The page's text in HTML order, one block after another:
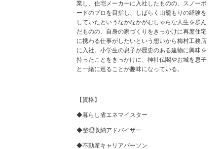
業し、住宅メーカーに入社したものの、スノーボ
ードのプロを目指し、しばらく山籠もりの経験を
していたというなかなかがむしゃらな人生を歩ん
だものの、自身の家づくりをきっかけに再度住宅
に携わる仕事がしたいという想いから梅村工務店
に入社。小学生の息子が歴史のある建物に興味を
持ったことをきっかけに、神社仏閣やお城を息子
と一緒に巡ることが趣味になっている。
【資格】
◆暮らし省エネマイスター
◆整理収納アドバイザー
◆不動産キャリアパーソン